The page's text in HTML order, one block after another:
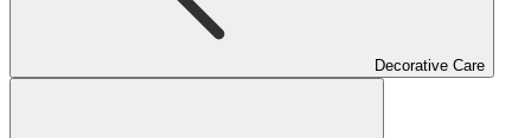
Decorative Care